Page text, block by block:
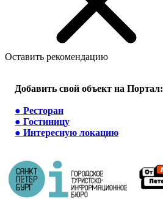
Оставить рекомендацию
Добавить свой объект на Портал:
● Ресторан
● Гостиницу
● Интересную локацию